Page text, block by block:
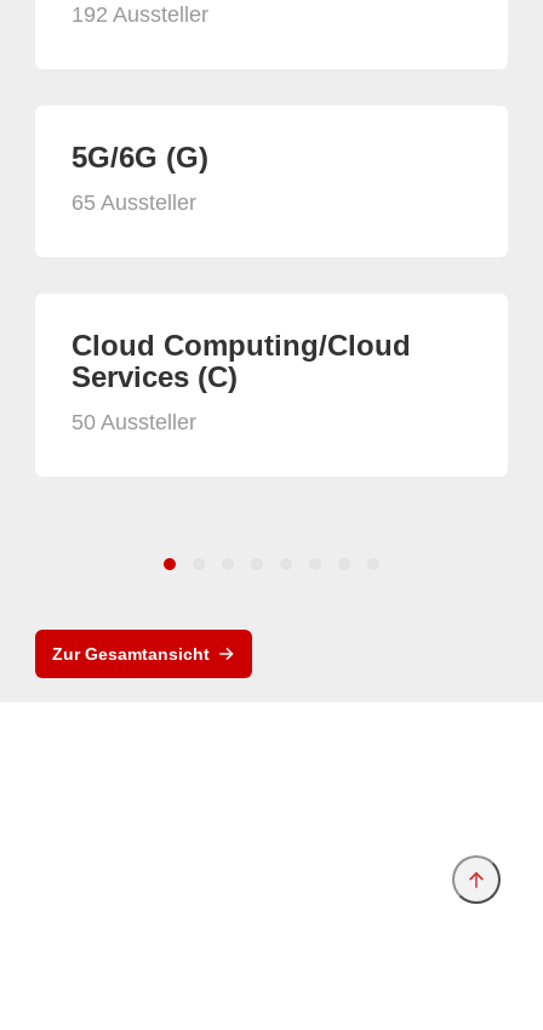
192 Aussteller
5G/6G (G)
65 Aussteller
Cloud Computing/Cloud
Services (C)
50 Aussteller
Zur Gesamtansicht